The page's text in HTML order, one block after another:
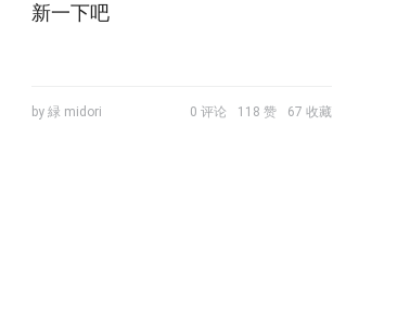
新一下吧
by 緑 midori 0 评论 118 赞 67 收藏